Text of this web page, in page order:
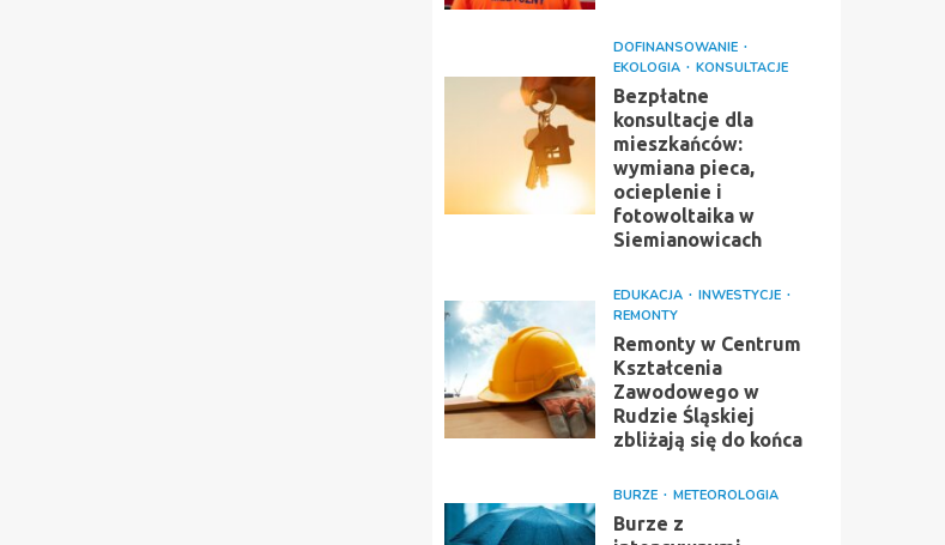
DOFINANSOWANIE
EKOLOGIA
KONSULTACJE
Bezpłatne
konsultacje dla
mieszkańców:
wymiana pieca,
ocieplenie i
fotowoltaika w
Siemianowicach
EDUKACJA
INWESTYCJE
REMONTY
Remonty w Centrum
Kształcenia
Zawodowego w
Rudzie Śląskiej
zbliżają się do końca
BURZE METEOROLOGIA
Burze z